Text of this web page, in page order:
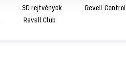
3D rejtvények Revell Control
Revell Club